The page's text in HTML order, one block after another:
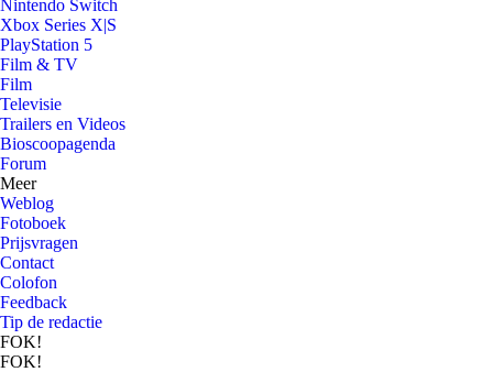
Nintendo Switch
Xbox Series X|S
PlayStation 5
Film & TV
Film
Televisie
Trailers en Videos
Bioscoopagenda
Forum
Meer
Weblog
Fotoboek
Prijsvragen
Contact
Colofon
Feedback
Tip de redactie
FOK!
FOK!